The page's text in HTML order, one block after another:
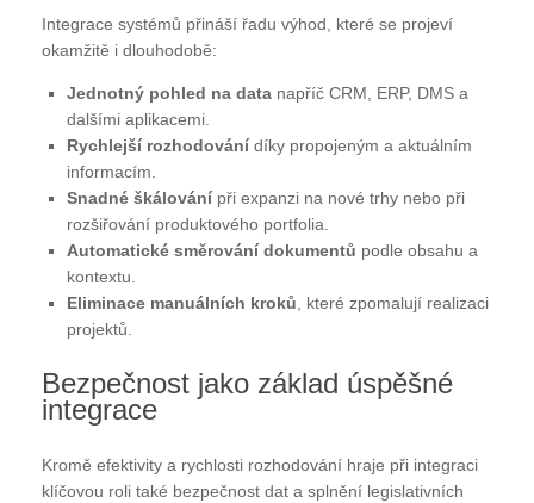
Integrace systémů přináší řadu výhod, které se projeví
okamžitě i dlouhodobě:
Jednotný pohled na data napříč CRM, ERP, DMS a
dalšími aplikacemi.
Rychlejší rozhodování díky propojeným a aktuálním
informacím.
Snadné škálování při expanzi na nové trhy nebo při
rozšiřování produktového portfolia.
Automatické směrování dokumentů podle obsahu a
kontextu.
Eliminace manuálních kroků, které zpomalují realizaci
projektů.
Bezpečnost jako základ úspěšné
integrace
Kromě efektivity a rychlosti rozhodování hraje při integraci
klíčovou roli také bezpečnost dat a splnění legislativních